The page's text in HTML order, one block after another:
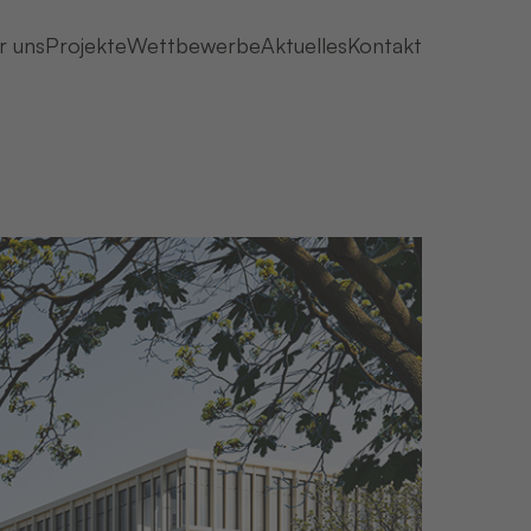
unsProjekteWettbewerbeAktuellesKontakt